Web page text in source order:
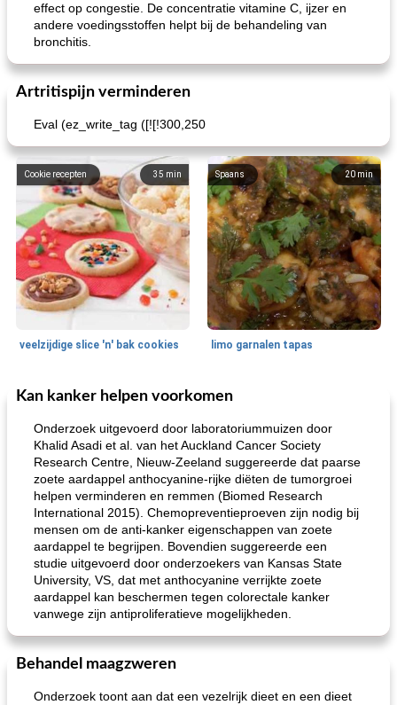
loco mokka havermout rustieke dorpspizza
effect op congestie. De concentratie vitamine C, ijzer en
andere voedingsstoffen helpt bij de behandeling van
bronchitis.
Artritispijn verminderen
Eval (ez_write_tag ([![!300,250
35 min
Cookie recepten
veelzijdige slice 'n' bak cookies
20 min
Spaans
limo garnalen tapas
15min
Zeevruchten
geroosterde tilapia parmezaan
Feestdagen en evenementen
spaghetti squash i
Kan kanker helpen voorkomen
Onderzoek uitgevoerd door laboratoriummuizen door
Khalid Asadi et al. van het Auckland Cancer Society
Research Centre, Nieuw-Zeeland suggereerde dat paarse
zoete aardappel anthocyanine-rijke diëten de tumorgroei
helpen verminderen en remmen (Biomed Research
International 2015). Chemopreventieproeven zijn nodig bij
mensen om de anti-kanker eigenschappen van zoete
aardappel te begrijpen. Bovendien suggereerde een
studie uitgevoerd door onderzoekers van Kansas State
University, VS, dat met anthocyanine verrijkte zoete
aardappel kan beschermen tegen colorectale kanker
vanwege zijn antiproliferatieve mogelijkheden.
Behandel maagzweren
Onderzoek toont aan dat een vezelrijk dieet en een dieet